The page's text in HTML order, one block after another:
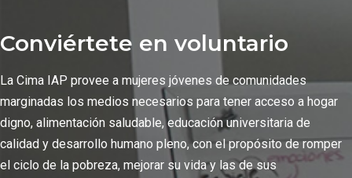
Conviértete en voluntario
La Cima IAP provee a mujeres jóvenes de comunidades
marginadas los medios necesarios para tener acceso a hogar
digno, alimentación saludable, educación universitaria de
calidad y desarrollo humano pleno, con el propósito de romper
el ciclo de la pobreza, mejorar su vida y las de sus